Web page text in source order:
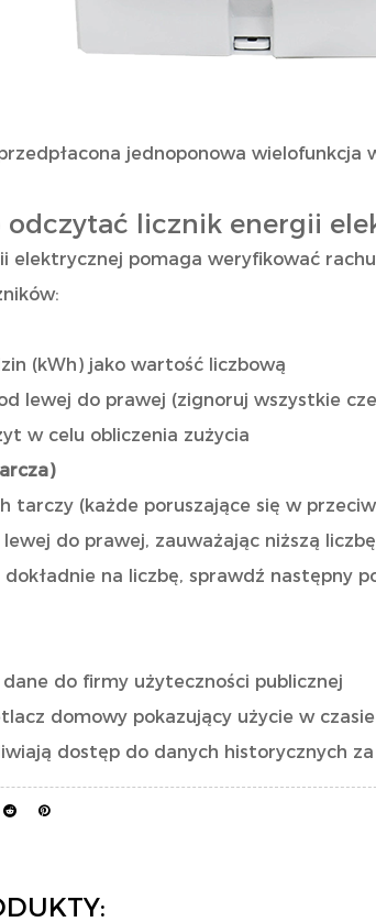
jednoponowa wielofunkcja
odczytać licznik energii
elektrycznej pomaga weryfikować
(kWh) jako wartość liczbową
lewej do prawej (zignoruj ​​wszystkie
w celu obliczenia zużycia
tarczy (każde poruszające się w
do prawej, zauważając niższą
na liczbę, sprawdź następny
do firmy użyteczności publicznej
domowy pokazujący użycie w
dostęp do danych historycznych